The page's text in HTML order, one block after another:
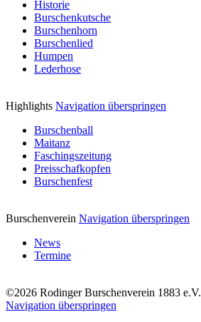
Historie
Burschenkutsche
Burschenhorn
Burschenlied
Humpen
Lederhose
Highlights Navigation überspringen
Burschenball
Maitanz
Faschingszeitung
Preisschafkopfen
Burschenfest
Burschenverein Navigation überspringen
News
Termine
©2026 Rodinger Burschenverein 1883 e.V.
Navigation überspringen